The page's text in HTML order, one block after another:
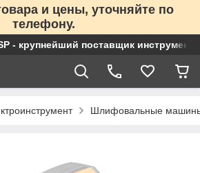
и цены, уточняйте по
телефону.
- крупнейший поставщик
Шлифовальные